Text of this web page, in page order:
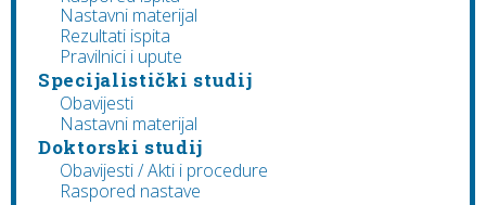
Nastavni materijal
Rezultati ispita
Pravilnici i upute
Specijalistički studij
Obavijesti
Nastavni materijal
Doktorski studij
Obavijesti / Akti i procedure
Raspored nastave